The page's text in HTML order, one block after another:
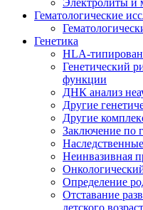
Гематологические
Генетика
HLA-
Генетический
функции
ДНК анализ
Другие
Другие
Заключение по
Неинвазивная
Определение
Отставание
детского